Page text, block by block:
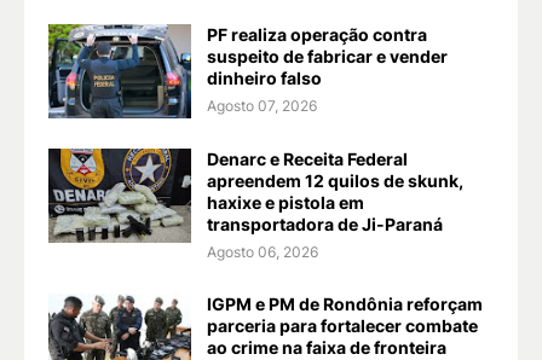
PF realiza operação contra
suspeito de fabricar e vender
dinheiro falso
Agosto 07, 2026
Denarc e Receita Federal
apreendem 12 quilos de skunk,
haxixe e pistola em
transportadora de Ji-Paraná
Agosto 06, 2026
IGPM e PM de Rondônia reforçam
parceria para fortalecer combate
ao crime na faixa de fronteira